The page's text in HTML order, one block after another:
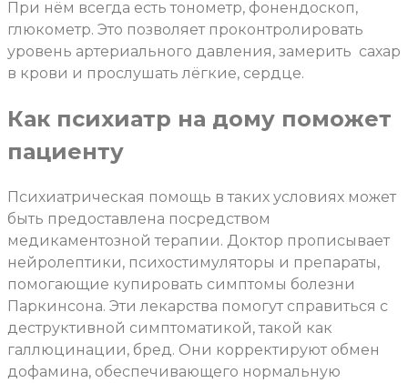
При нём всегда есть тонометр, фонендоскоп,
глюкометр. Это позволяет проконтролировать
уровень артериального давления, замерить сахар
в крови и прослушать лёгкие, сердце.
Как психиатр на дому поможет
пациенту
Психиатрическая помощь в таких условиях может
быть предоставлена посредством
медикаментозной терапии. Доктор прописывает
нейролептики, психостимуляторы и препараты,
помогающие купировать симптомы болезни
Паркинсона. Эти лекарства помогут справиться с
деструктивной симптоматикой, такой как
галлюцинации, бред. Они корректируют обмен
дофамина, обеспечивающего нормальную